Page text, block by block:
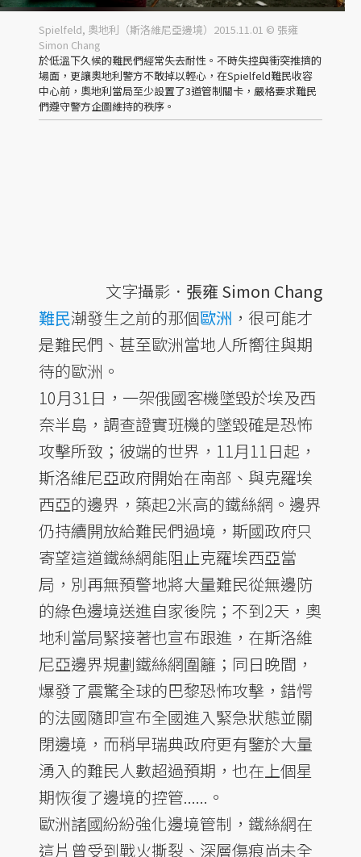
Spielfeld, 奧地利（斯洛維尼亞邊境）2015.11.01 © 張雍
Simon Chang
於低溫下久候的難民們經常失去耐性。不時失控與衝突推擠的
場面，更讓奧地利警方不敢掉以輕心，在Spielfeld難民收容
中心前，奧地利當局至少設置了3道管制關卡，嚴格要求難民
們遵守警方企圖維持的秩序。
文字攝影． 張雍 Simon Chang
難民潮發生之前的那個歐洲 ，很可能才
是難民們、甚至歐洲當地人所嚮往與期
待的歐洲。
10月31日，一架俄國客機墜毀於埃及西
奈半島，調查證實班機的墜毀確是恐怖
攻擊所致；彼端的世界，11月11日起，
斯洛維尼亞政府開始在南部、與克羅埃
西亞的邊界，築起2米高的鐵絲網。邊界
仍持續開放給難民們過境，斯國政府只
寄望這道鐵絲網能阻止克羅埃西亞當
局，別再無預警地將大量難民從無邊防
的綠色邊境送進自家後院；不到2天，奧
地利當局緊接著也宣布跟進，在斯洛維
尼亞邊界規劃鐵絲網圍籬；同日晚間，
爆發了震驚全球的巴黎恐怖攻擊，錯愕
的法國隨即宣布全國進入緊急狀態並關
閉邊境，而稍早瑞典政府更有鑒於大量
湧入的難民人數超過預期，也在上個星
期恢復了邊境的控管......。
歐洲諸國紛紛強化邊境管制，鐵絲網在
這片曾受到戰火撕裂、深層傷痕尚未全